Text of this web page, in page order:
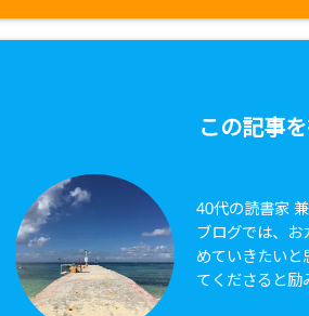
この記事
40代の読書家
ブログでは、お
めていきたいと
てくださると励